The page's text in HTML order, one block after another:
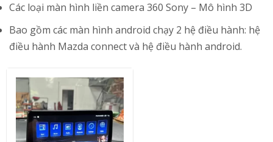
Các loại màn hình liền camera 360 Sony – Mô hình 3D
Bao gồm các màn hình android chạy 2 hệ điều hành: hệ
điều hành Mazda connect và hệ điều hành android.